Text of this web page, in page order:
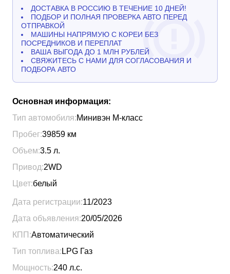
ДОСТАВКА В РОССИЮ В ТЕЧЕНИЕ 10 ДНЕЙ!
ПОДБОР И ПОЛНАЯ ПРОВЕРКА АВТО ПЕРЕД
ОТПРАВКОЙ
МАШИНЫ НАПРЯМУЮ С КОРЕИ БЕЗ
ПОСРЕДНИКОВ И ПЕРЕПЛАТ
ВАША ВЫГОДА ДО 1 МЛН РУБЛЕЙ
СВЯЖИТЕСЬ С НАМИ ДЛЯ СОГЛАСОВАНИЯ И
ПОДБОРА АВТО
Основная информация:
Тип автомобиля:Минивэн М-класс
Пробег:39859 км
Объем:3.5 л.
Привод:2WD
Цвет:белый
Дата регистрации:11/2023
Дата объявления:20/05/2026
КПП:Автоматический
Тип топлива: LPG Газ
Мощность:240 л.с.